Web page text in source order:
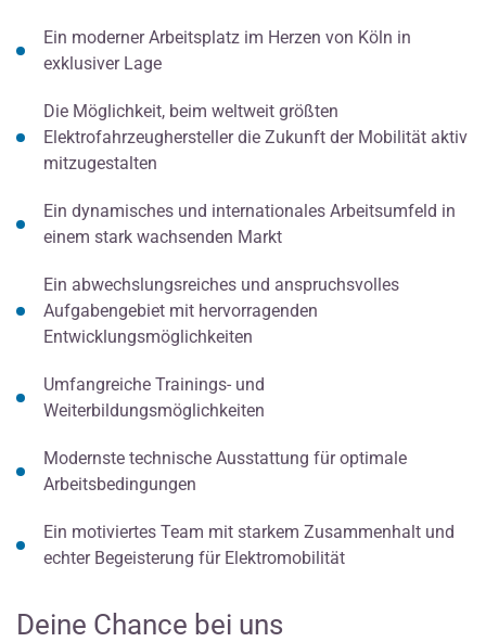
Ein moderner Arbeitsplatz im Herzen von Köln in
exklusiver Lage
Die Möglichkeit, beim weltweit größten
Elektrofahrzeughersteller die Zukunft der Mobilität aktiv
mitzugestalten
Ein dynamisches und internationales Arbeitsumfeld in
einem stark wachsenden Markt
Ein abwechslungsreiches und anspruchsvolles
Aufgabengebiet mit hervorragenden
Entwicklungsmöglichkeiten
Umfangreiche Trainings- und
Weiterbildungsmöglichkeiten
Modernste technische Ausstattung für optimale
Arbeitsbedingungen
Ein motiviertes Team mit starkem Zusammenhalt und
echter Begeisterung für Elektromobilität
Deine Chance bei uns